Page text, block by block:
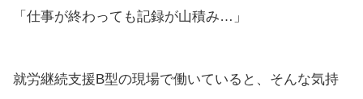
「仕事が終わっても記録が山積み…」
就労継続支援B型の現場で働いていると、そんな気持